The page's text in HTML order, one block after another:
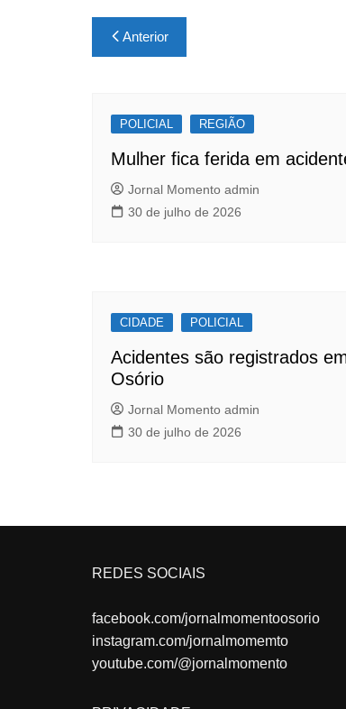
c
e
o
o
k
at
s
p
p
Navegação
de
Anterior
POLICIAL REGIÃO
Mulher fica ferida em
Jornal Momento admin
30 de julho de 2026
CIDADE POLICIAL
Acidentes são registrados
Osório
Jornal Momento admin
30 de julho de 2026
REDES SOCIAIS
facebook.com/jornalmomentoosorio
instagram.com/jornalmomemto
youtube.com/@jornalmomento